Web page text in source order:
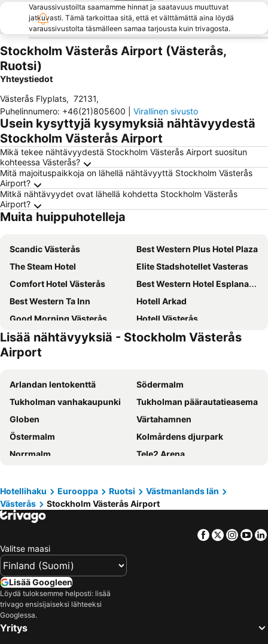
Varaussivustoilta saamamme hinnat ja saatavuus muuttuvat
jatkuvasti. Tämä tarkoittaa sitä, että et välttämättä aina löydä
varaussivustolta täsmälleen samaa tarjousta kuin trivagosta.
Stockholm Västerås Airport (Västerås,
Ruotsi)
Yhteystiedot
Västerås Flyplats, 72131,
Puhelinnumero: +46(21)805600 Virallinen sivusto
Usein kysyttyjä kysymyksiä nähtävyydestä
Stockholm Västerås Airport
Mikä tekee nähtävyydestä Stockholm Västerås Airport suositun
kohteessa Västerås?
Mitä majoituspaikkoja on lähellä nähtävyyttä Stockholm Västerås
Airport?
Mitkä nähtävyydet ovat lähellä kohdetta Stockholm Västerås
Airport?
Muita huippuhotelleja
Scandic Västerås
Best Western Plus Hotel Plaza
The Steam Hotel
Elite Stadshotellet Vasteras
Comfort Hotel Västerås
Best Western Hotel Esplanade
Best Western Ta Inn
Hotell Arkad
Good Morning Västerås
Hotell Västerås
Sundbyholms Slott
Hotell Hässlö
Home Hotel Etage
Valsaren
Izkamage Hotel 2
Lisää nähtävyyksiä - Stockholm Västerås
Airport
Arlandan lentokenttä
Södermalm
Tukholman vanhakaupunki
Tukholman päärautatieasema
Globen
Värtahamnen
Östermalm
Kolmårdens djurpark
Norrmalm
Tele2 Arena
Solna Kyrka
Djurgården
Vasastan
Stockholmsmassan
Airport Stockholm-Bromma
Old Town Stockholm
Stockholm sightseeing
Stadsgårdshamnen
Stockholm Waterfront Congress Centre
Bromma
Sergelin tori
Hotellihaku Eurooppa Ruotsi
Västmanlands län
Västerås
Stockholm Västerås Airport
Facebook
Twitter
Valitse maasi
Lisää Googleen
Löydä tuloksemme helposti: lisää
trivago ensisijaiseksi lähteeksi
Googlessa.
Yritys